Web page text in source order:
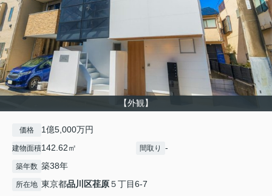
【外観】
価格 1億5,000万円
建物面積142.62㎡ 間取り -
築年数 築38年
所在地 東京都品川区荏原５丁目6-7